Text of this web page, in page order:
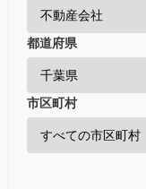
都道府県
市区町村